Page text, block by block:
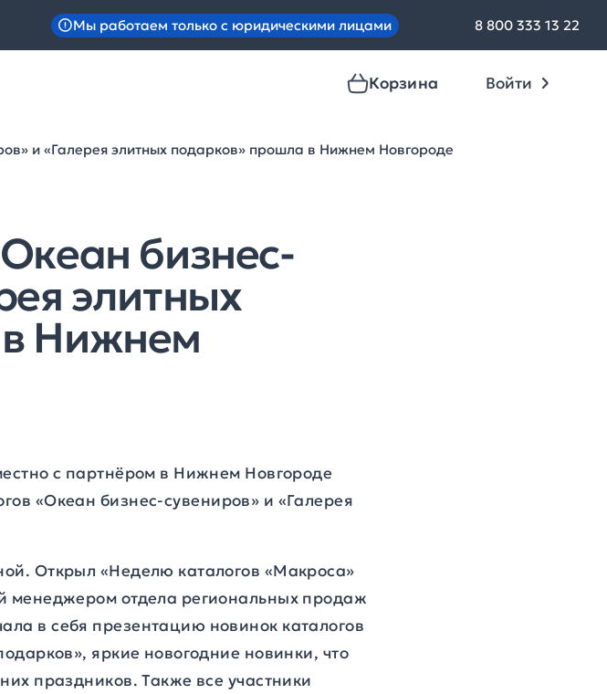
Мы работаем только с юридическими лицами 8 800 333 13 22
Корзина Войти
и «Галерея элитных подарков» прошла в Нижнем Новгороде
бизнес-
элитных
Нижнем
с партнёром в Нижнем Новгороде
«Океан бизнес-сувениров» и «Галерея
Открыл «Неделю каталогов «Макроса»
менеджером отдела региональных продаж
в себя презентацию новинок каталогов
яркие новогодние новинки, что
праздников. Также все участники